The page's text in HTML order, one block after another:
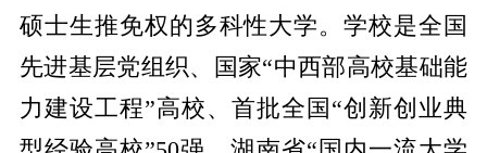
硕士生推免权的多科性大学。学校是全国
先进基层党组织、国家“中西部高校基础能
力建设工程”高校、首批全国“创新创业典